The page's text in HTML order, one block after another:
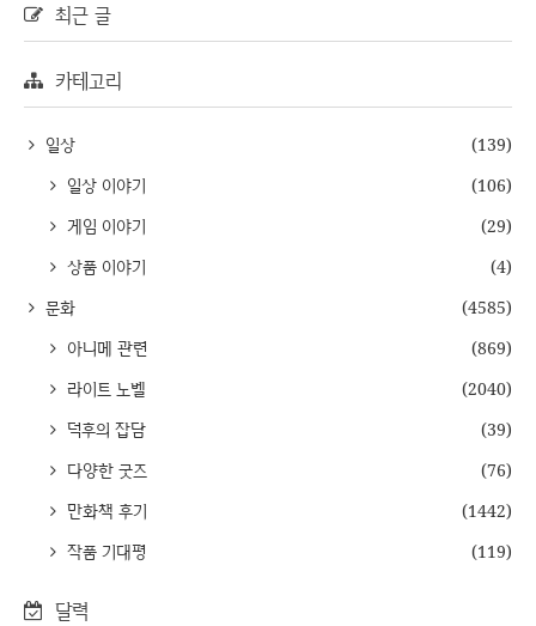
최근 글
카테고리
일상
(139)
일상 이야기
(106)
게임 이야기
(29)
상품 이야기
(4)
문화
(4585)
아니메 관련
(869)
라이트 노벨
(2040)
덕후의 잡담
(39)
다양한 굿즈
(76)
만화책 후기
(1442)
작품 기대평
(119)
달력